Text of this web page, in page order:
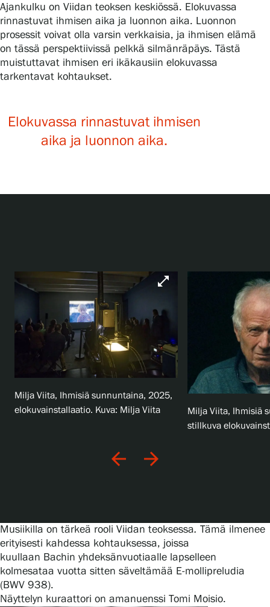
Ajankulku on Viidan teoksen keskiössä. Elokuvassa
rinnastuvat ihmisen aika ja luonnon aika. Luonnon
prosessit voivat olla varsin verkkaisia, ja ihmisen elämä
on tässä perspektiivissä pelkkä silmänräpäys. Tästä
muistuttavat ihmisen eri ikäkausiin elokuvassa
tarkentavat kohtaukset.
Elokuvassa rinnastuvat ihmisen
aika ja luonnon aika.
open_in_full
Milja Viita, Ihmisiä sunnuntaina, 2025,
elokuvainstallaatio. Kuva: Milja Viita
Milja Viita, Ihmisiä
stillkuva
arrow_back arrow_forward
Musiikilla on tärkeä rooli Viidan teoksessa. Tämä ilmenee
erityisesti kahdessa kohtauksessa, joissa
kuullaan Bachin yhdeksänvuotiaalle lapselleen
kolmesataa vuotta sitten säveltämää E-mollipreludia
(BWV 938).
Näyttelyn kuraattori on amanuenssi Tomi Moisio.